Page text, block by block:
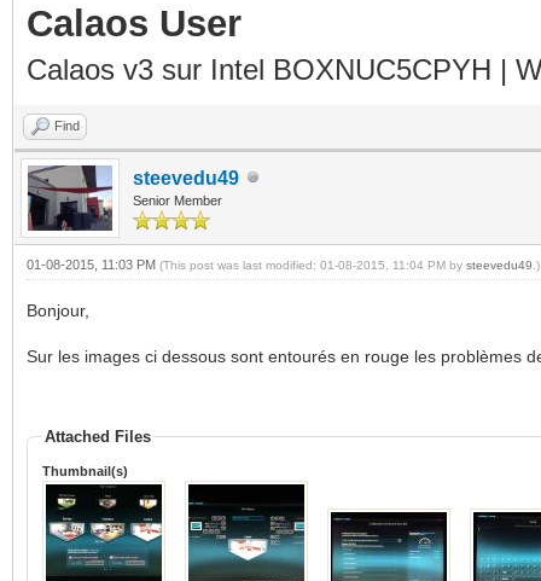
Calaos User
Calaos v3 sur Intel BOXNUC5CPYH |
Find
steevedu49
Senior Member
01-08-2015, 11:03 PM (This post was last modified: 01-08-2015, 11:04 PM by steevedu49 .)
Bonjour,
Sur les images ci dessous sont entourés en rouge les problèmes
Attached Files
Thumbnail(s)